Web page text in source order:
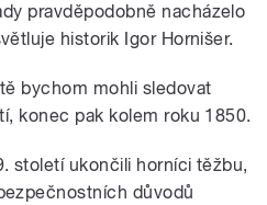
pravděpodobně nacházelo
historik Igor Hornišer.
bychom mohli sledovat
konec pak kolem roku 1850.
století ukončili horníci těžbu,
důvodů